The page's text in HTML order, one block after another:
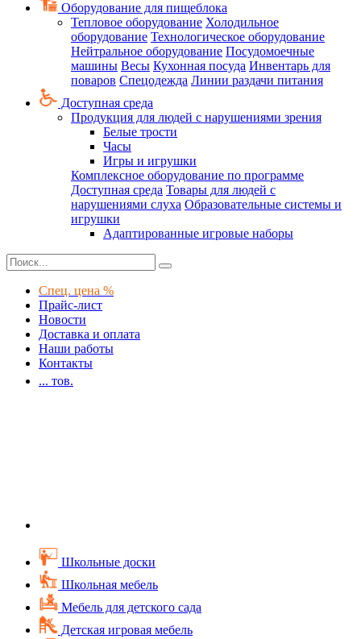
Оборудование для пищеблока
Тепловое оборудование Холодильное
оборудование Технологическое оборудование
Нейтральное оборудование Посудомоечные
машины Весы Кухонная посуда Инвентарь для
поваров Спецодежда Линии раздачи питания
Доступная среда
Продукция для людей с нарушениями зрения
Белые трости
Часы
Игры и игрушки
Комплексное оборудование по программе
Доступная среда Товары для людей с
нарушениями слуха Образовательные системы и
игрушки
Адаптированные игровые наборы
Спец. цена %
Прайс-лист
Новости
Доставка и оплата
Наши работы
Контакты
... тов.
Школьные доски
Школьная мебель
Мебель для детского сада
Детская игровая мебель